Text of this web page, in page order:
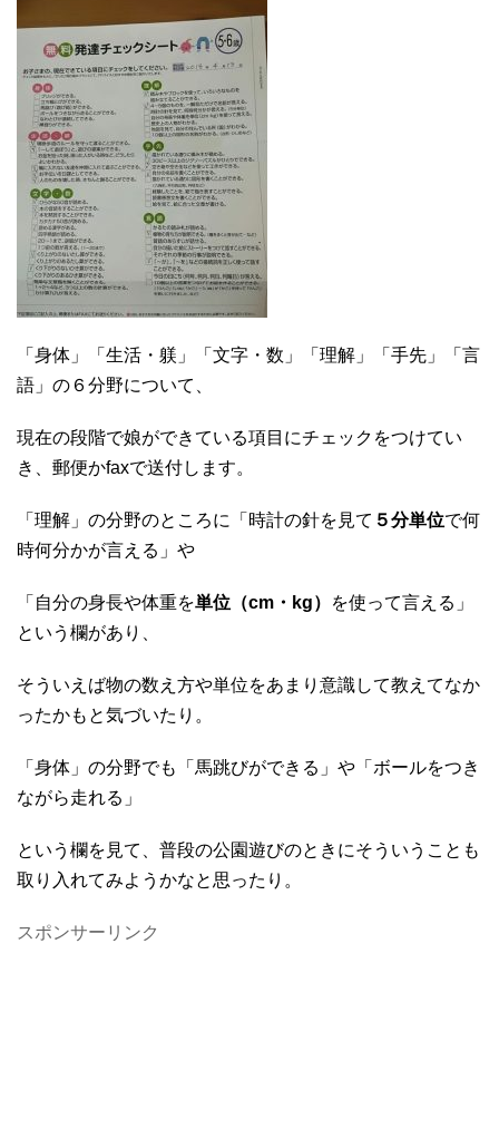
「身体」「生活・躾」「文字・数」「理解」「手先」「言
語」の６分野について、
現在の段階で娘ができている項目にチェックをつけてい
き、郵便かfaxで送付します。
「理解」の分野のところに「時計の針を見て ５分単位で何
時何分かが言える」や
「自分の身長や体重を単位（cm・kg）
を使って言える」
という欄があり、
そういえば物の数え方や単位をあまり意識して教えてなか
ったかもと気づいたり。
「身体」の分野でも「馬跳びができる」や「ボールをつき
ながら走れる」
という欄を見て、普段の公園遊びのときにそういうことも
取り入れてみようかなと思ったり。
スポンサーリンク